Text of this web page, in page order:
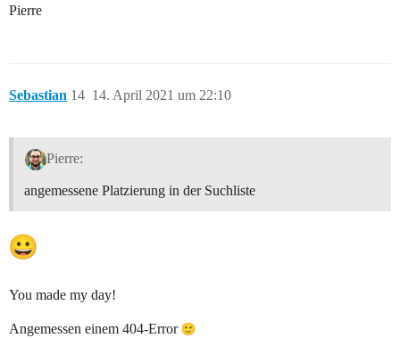
Pierre
Sebastian 14. April 2021 um 22:10
14
Pierre:
angemessene Platzierung in der Suchliste
You made my day!
Angemessen einem 404-Error